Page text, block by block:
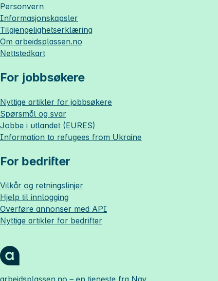
Personvern
Informasjonskapsler
Tilgjengelighetserklæring
Om arbeidsplassen.no
Nettstedkart
For jobbsøkere
Nyttige artikler for jobbsøkere
Spørsmål og svar
Jobbe i utlandet (EURES)
Information to refugees from Ukraine
For bedrifter
Vilkår og retningslinjer
Hjelp til innlogging
Overføre annonser med API
Nyttige artikler for bedrifter